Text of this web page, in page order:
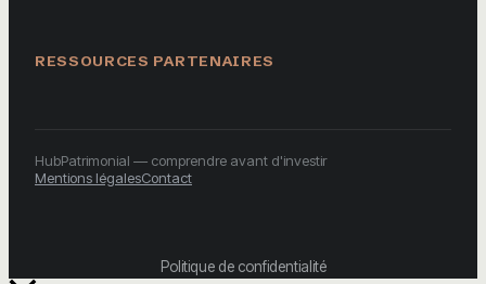
RESSOURCES PARTENAIRES
HubPatrimonial — comprendre avant d'investir
Mentions légalesContact
Politique de confidentialité